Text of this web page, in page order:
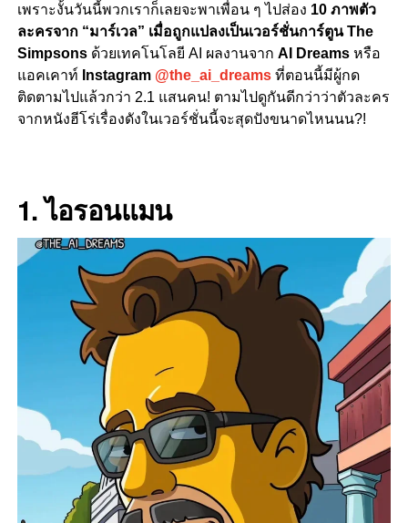
เพราะงั้นวันนี้พวกเราก็เลยจะพาเพื่อน ๆ ไปส่อง 10 ภาพตัว
ละครจาก “มาร์เวล” เมื่อถูกแปลงเป็นเวอร์ชั่นการ์ตูน The
Simpsons ด้วยเทคโนโลยี AI ผลงานจาก AI Dreamsหรือ
แอคเคาท์ Instagram @the_ai_dreams ที่ตอนนี้มีผู้กด
ติดตามไปแล้วกว่า 2.1 แสนคน! ตามไปดูกันดีกว่าว่าตัวละคร
จากหนังฮีโร่เรื่องดังในเวอร์ชั่นนี้จะสุดปังขนาดไหนนน?!
1. ไอรอนแมน